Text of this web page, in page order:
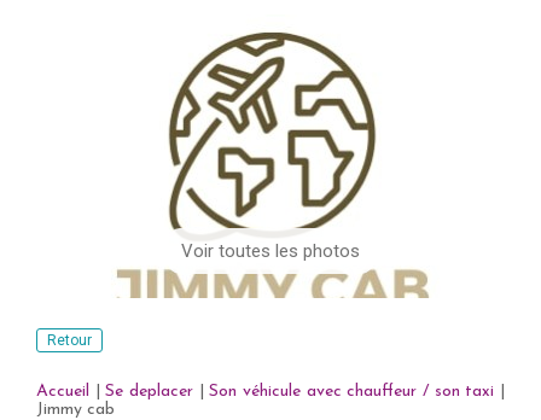
Voir toutes les photos
Retour
Accueil |Se deplacer |Son véhicule avec chauffeur / son taxi
Jimmy cab